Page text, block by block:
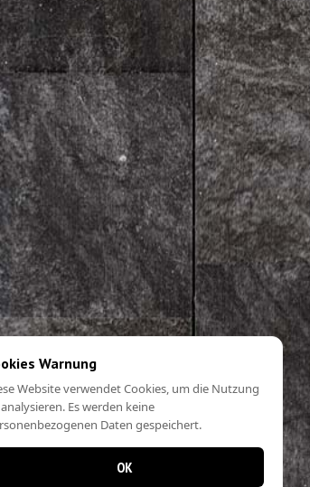
Warnung
Website verwendet Cookies, um die Nutzung
Es werden keine
Daten gespeichert.
OK